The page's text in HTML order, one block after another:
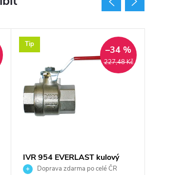
Tip
227,48 Kč
–34 %
IVR 954 EVERLAST kulový
kohout FF1/2", závitový,
Doprava zdarma po celé ČR